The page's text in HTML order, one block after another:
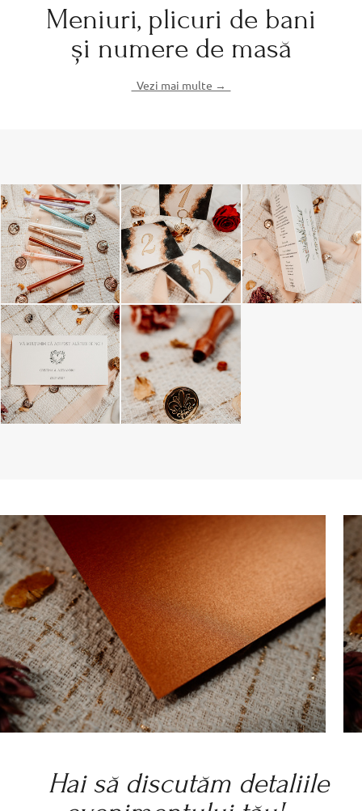
Meniuri, plicuri de bani
și numere de masă
Vezi mai multe →
Hai să discutăm detaliile